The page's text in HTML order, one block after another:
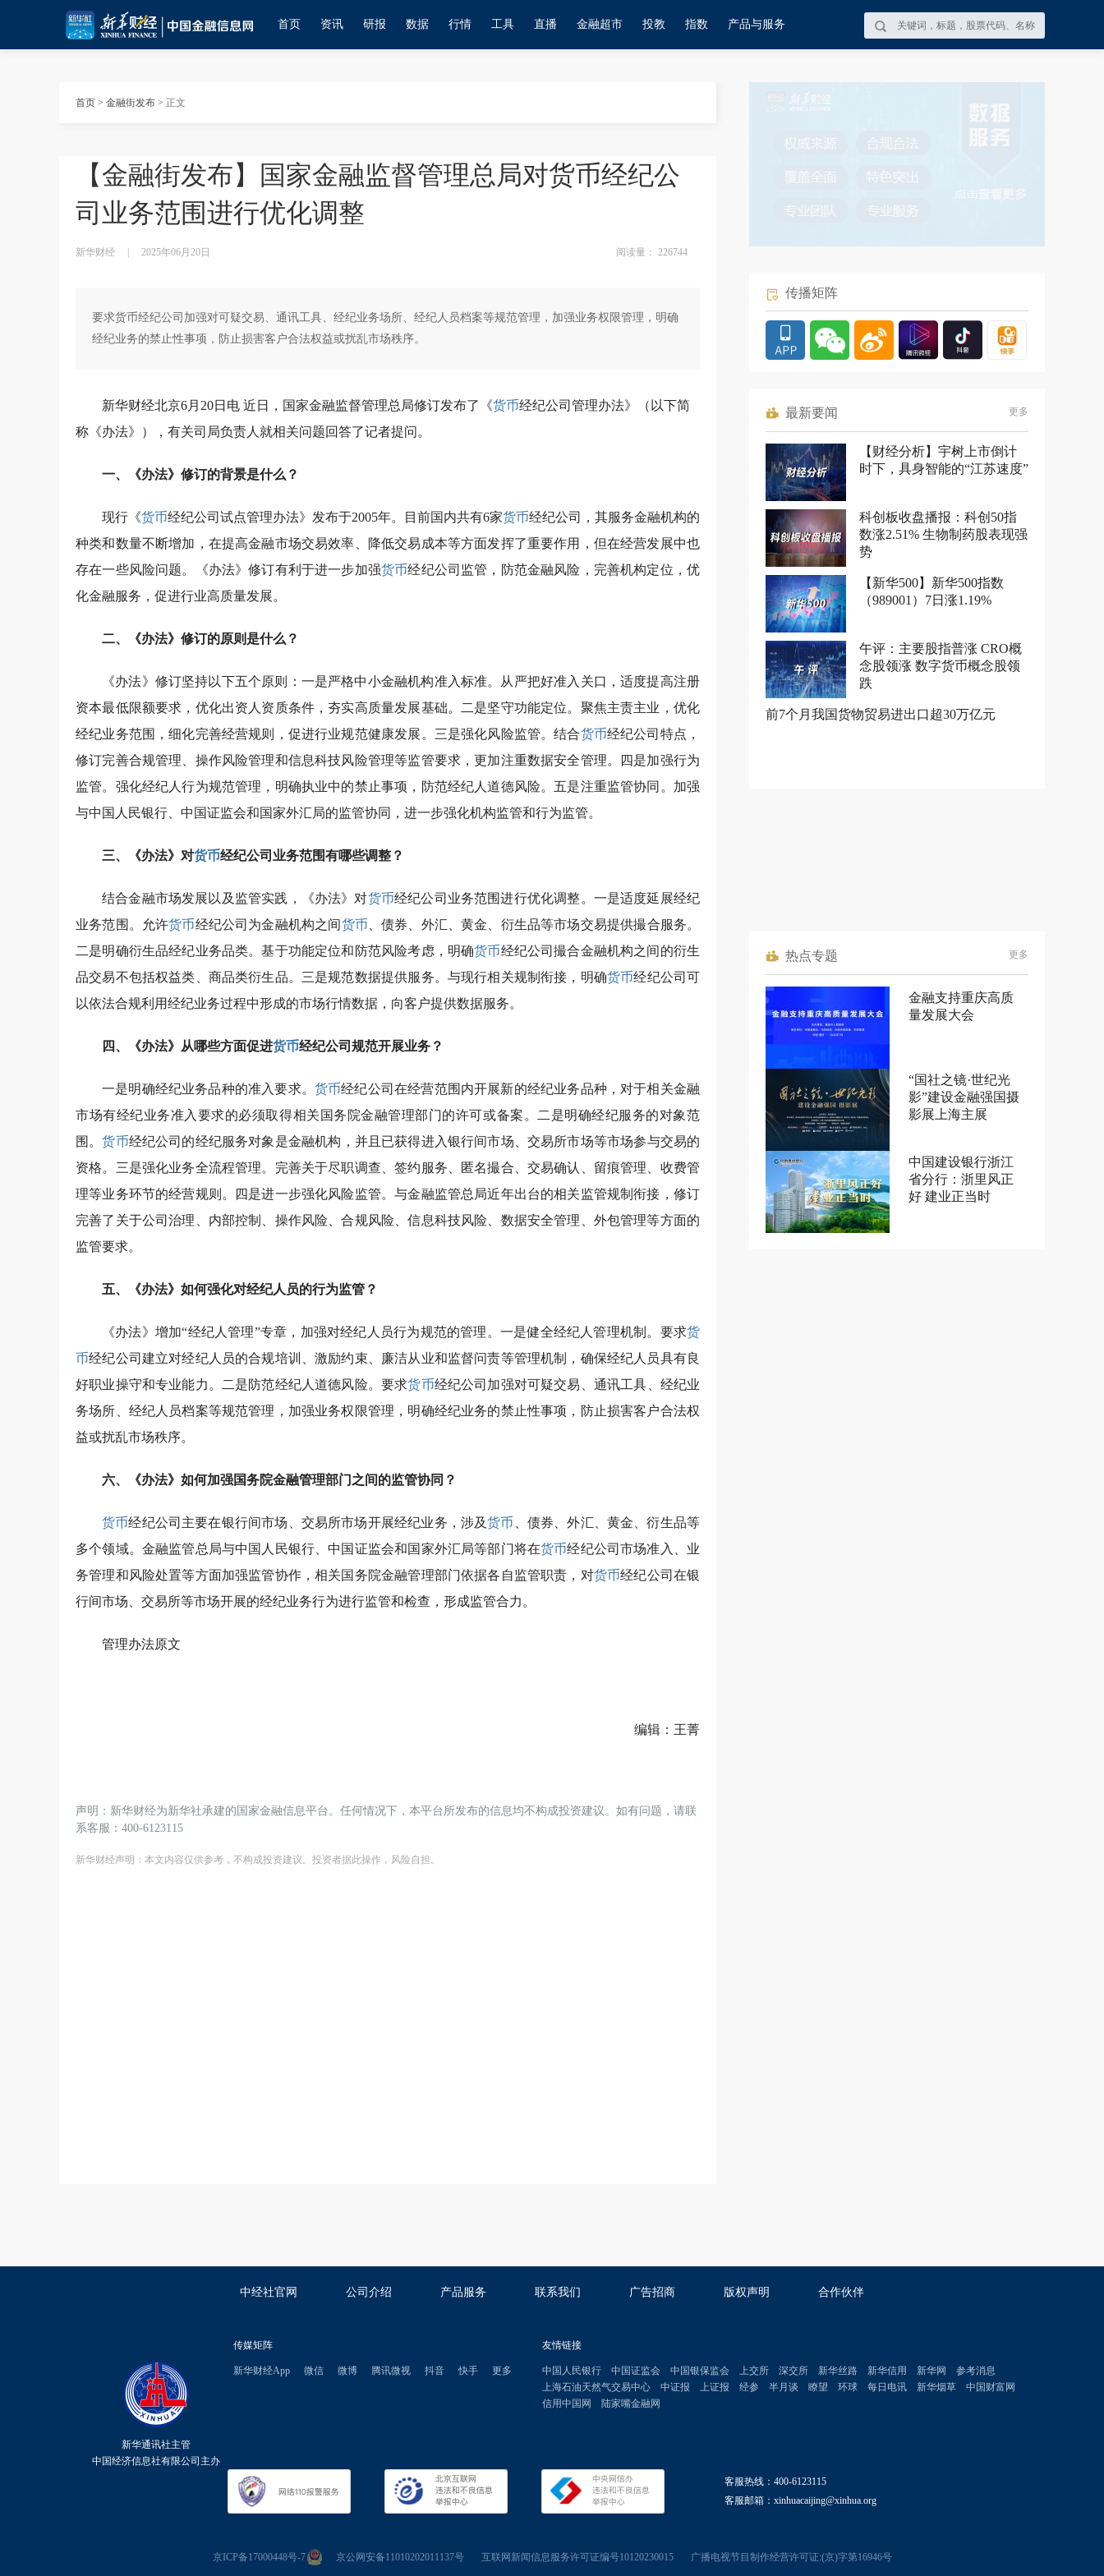
首页 资讯 研报 数据 行情 工具 直播 金融超市 投教 指数 产品与服务
首页 > 金融街发布 > 正文
【金融街发布】国家金融监督管理总局对货币经纪公
司业务范围进行优化调整
新华财经 2025年06月20日 阅读量： 226744
要求货币经纪公司加强对可疑交易、通讯工具、经纪业务场所、经纪人员档案等规范管理，加强业务权限管理，明确
经纪业务的禁止性事项，防止损害客户合法权益或扰乱市场秩序。
新华财经北京6月20日电 近日，国家金融监督管理总局修订发布了《货币经纪公司管理办法》（以下简
称《办法》），有关司局负责人就相关问题回答了记者提问。
一、《办法》修订的背景是什么？
现行《货币经纪公司试点管理办法》发布于2005年。目前国内共有6家货币经纪公司，其服务金融机构的
种类和数量不断增加，在提高金融市场交易效率、降低交易成本等方面发挥了重要作用，但在经营发展中也
存在一些风险问题。《办法》修订有利于进一步加强货币经纪公司监管，防范金融风险，完善机构定位，优
化金融服务，促进行业高质量发展。
二、《办法》修订的原则是什么？
《办法》修订坚持以下五个原则：一是严格中小金融机构准入标准。从严把好准入关口，适度提高注册
资本最低限额要求，优化出资人资质条件，夯实高质量发展基础。二是坚守功能定位。聚焦主责主业，优化
经纪业务范围，细化完善经营规则，促进行业规范健康发展。三是强化风险监管。结合货币经纪公司特点，
修订完善合规管理、操作风险管理和信息科技风险管理等监管要求，更加注重数据安全管理。四是加强行为
监管。强化经纪人行为规范管理，明确执业中的禁止事项，防范经纪人道德风险。五是注重监管协同。加强
与中国人民银行、中国证监会和国家外汇局的监管协同，进一步强化机构监管和行为监管。
三、《办法》对货币经纪公司业务范围有哪些调整？
结合金融市场发展以及监管实践，《办法》对货币经纪公司业务范围进行优化调整。一是适度延展经纪
业务范围。允许货币经纪公司为金融机构之间货币 、债券、外汇、黄金、衍生品等市场交易提供撮合服务。
二是明确衍生品经纪业务品类。基于功能定位和防范风险考虑，明确货币经纪公司撮合金融机构之间的衍生
品交易不包括权益类、商品类衍生品。三是规范数据提供服务。与现行相关规制衔接，明确货币经纪公司可
以依法合规利用经纪业务过程中形成的市场行情数据，向客户提供数据服务。
四、《办法》从哪些方面促进货币经纪公司规范开展业务？
一是明确经纪业务品种的准入要求。 货币经纪公司在经营范围内开展新的经纪业务品种，对于相关金融
市场有经纪业务准入要求的必须取得相关国务院金融管理部门的许可或备案。二是明确经纪服务的对象范
围。货币经纪公司的经纪服务对象是金融机构，并且已获得进入银行间市场、交易所市场等市场参与交易的
资格。三是强化业务全流程管理。完善关于尽职调查、签约服务、匿名撮合、交易确认、留痕管理、收费管
理等业务环节的经营规则。四是进一步强化风险监管。与金融监管总局近年出台的相关监管规制衔接，修订
完善了关于公司治理、内部控制、操作风险、合规风险、信息科技风险、数据安全管理、外包管理等方面的
监管要求。
五、《办法》如何强化对经纪人员的行为监管？
《办法》增加“经纪人管理”专章，加强对经纪人员行为规范的管理。一是健全经纪人管理机制。要求货
币经纪公司建立对经纪人员的合规培训、激励约束、廉洁从业和监督问责等管理机制，确保经纪人员具有良
好职业操守和专业能力。二是防范经纪人道德风险。要求货币经纪公司加强对可疑交易、通讯工具、经纪业
务场所、经纪人员档案等规范管理，加强业务权限管理，明确经纪业务的禁止性事项，防止损害客户合法权
益或扰乱市场秩序。
六、《办法》如何加强国务院金融管理部门之间的监管协同？
货币经纪公司主要在银行间市场、交易所市场开展经纪业务，涉及货币 、债券、外汇、黄金、衍生品等
多个领域。金融监管总局与中国人民银行、中国证监会和国家外汇局等部门将在货币经纪公司市场准入、业
务管理和风险处置等方面加强监管协作，相关国务院金融管理部门依据各自监管职责，对货币经纪公司在银
行间市场、交易所等市场开展的经纪业务行为进行监管和检查，形成监管合力。
管理办法原文
编辑：王菁
声明：新华财经为新华社承建的国家金融信息平台。任何情况下，本平台所发布的信息均不构成投资建议。如有问题，请联
系客服：400-6123115
新华财经声明：本文内容仅供参考，不构成投资建议。投资者据此操作，风险自担。
传播矩阵
最新要闻 更多
【财经分析】宇树上市倒计
时下，具身智能的“江苏速度”
科创板收盘播报：科创50指
数涨2.51% 生物制药股表现强
势
【新华500】新华500指数
（989001）7日涨1.19%
午评：主要股指普涨 CRO概
念股领涨 数字货币概念股领
跌
前7个月我国货物贸易进出口超30万亿元
热点专题 更多
金融支持重庆高质
量发展大会
“国社之镜·世纪光
影”建设金融强国摄
影展上海主展
中国建设银行浙江
省分行：浙里风正
好 建业正当时
中经社官网 公司介绍 产品服务 联系我们 广告招商 版权声明 合作伙伴
新华通讯社主管
中国经济信息社有限公司主办
传媒矩阵
新华财经App 微信 微博 腾讯微视 抖音 快手 更多
友情链接
中国人民银行 中国证监会 中国银保监会 上交所 深交所 新华丝路 新华信用 新华网
参考消息
上海石油天然气交易中心
中证报 上证报 经参 半月谈 瞭望 环球 每日电讯 新华烟草
中国财富网
信用中国网
陆家嘴金融网
客服热线：400-6123115
客服邮箱：xinhuacaijing@xinhua.org
京ICP备17000448号-7 京公网安备11010202011137号 互联网新闻信息服务许可证编号10120230015 广播电视节目制作经营许可证:(京)字第16946号